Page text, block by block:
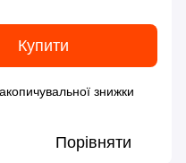
Купити
знижки
Порівняти